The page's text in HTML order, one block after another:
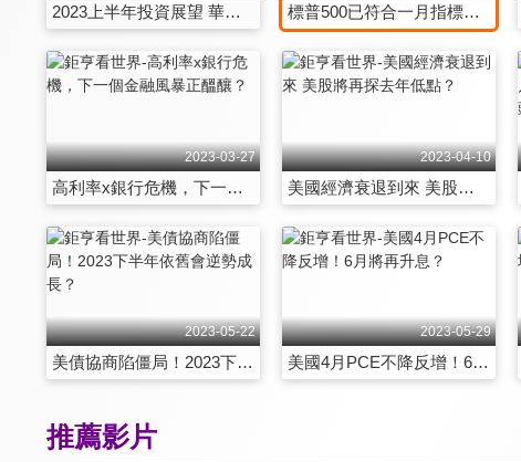
2023上半年投資展望 華爾街 vs FED 誰輸誰贏？ 標普500已符合一月指標三部曲 預告2023美股走勢會上漲？
2023-03-27
高利率x銀行危機，下一個金融風暴正醞釀？
2023-04-10
美國經濟衰退到來 美股將再探去年低點？
2023-05-22
美債協商陷僵局！2023下半年依舊會逆勢成長？
2023-05-29
美國4月PCE不降反增！6月將再升息？
推薦影片